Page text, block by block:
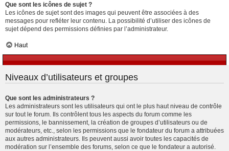
Que sont les icônes de sujet ?
Les icônes de sujet sont des images qui peuvent être associées à des
messages pour refléter leur contenu. La possibilité d’utiliser des icônes de
sujet dépend des permissions définies par l’administrateur.
Haut
Niveaux d’utilisateurs et groupes
Que sont les administrateurs ?
Les administrateurs sont les utilisateurs qui ont le plus haut niveau de contrôle
sur tout le forum. Ils contrôlent tous les aspects du forum comme les
permissions, le bannissement, la création de groupes d’utilisateurs ou de
modérateurs, etc., selon les permissions que le fondateur du forum a attribuées
aux autres administrateurs. Ils peuvent aussi avoir toutes les capacités de
modération sur l’ensemble des forums, selon ce que le fondateur a autorisé.